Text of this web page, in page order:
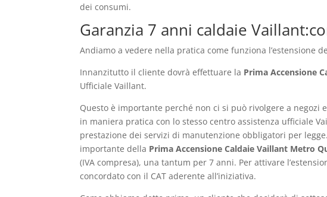
dei consumi.
Garanzia 7 anni caldaie
Andiamo a vedere nella pratica come funziona l’estensione
Innanzitutto il cliente dovrà effettuare la Prima Accensione
Ufficiale Vaillant.
Questo è importante perché non ci si può rivolgere a
in maniera pratica con lo stesso centro assistenza ufficiale
prestazione dei servizi di manutenzione obbligatori per
importante della Prima Accensione Caldaie Vaillant Metro
(IVA compresa), una tantum per 7 anni. Per attivare
concordato con il CAT aderente all’iniziativa.